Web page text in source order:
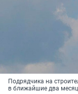
Подрядчика на
в ближайшие два